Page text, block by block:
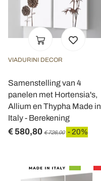
VIADURINI DECOR
Samenstelling van 4
panelen met Hortensia's,
Allium en Thypha Made in
Italy - Berekening
€ 580,80 € 726,00 - 20%